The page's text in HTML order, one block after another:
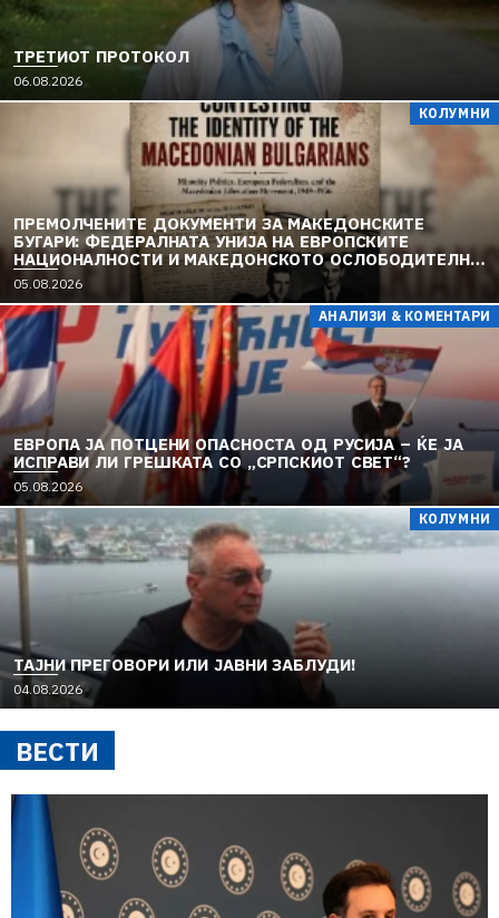
ТРЕТИОТ ПРОТОКОЛ
06.08.2026
КОЛУМНИ
ПРЕМОЛЧЕНИТЕ ДОКУМЕНТИ ЗА МАКЕДОНСКИТЕ
БУГАРИ: ФЕДЕРАЛНАТА УНИЈА НА ЕВРОПСКИТЕ
НАЦИОНАЛНОСТИ И МАКЕДОНСКОТО ОСЛОБОДИТЕЛНО
ДВИЖЕЊЕ (1949–1956) (2)
05.08.2026
АНАЛИЗИ & КОМЕНТАРИ
ЕВРОПА ЈА ПОТЦЕНИ ОПАСНОСТА ОД РУСИЈА – ЌЕ ЈА
ИСПРАВИ ЛИ ГРЕШКАТА СО „СРПСКИОТ СВЕТ“?
05.08.2026
КОЛУМНИ
TAЈНИ ПРЕГОВОРИ ИЛИ ЈАВНИ ЗАБЛУДИ!
04.08.2026
ВЕСТИ